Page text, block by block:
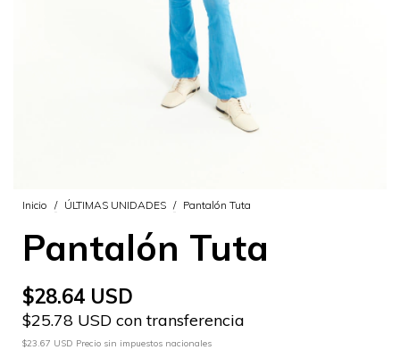
Inicio / ÚLTIMAS UNIDADES / Pantalón Tuta
Pantalón Tuta
$28.64 USD
$25.78 USD con transferencia
$23.67 USD Precio sin impuestos nacionales